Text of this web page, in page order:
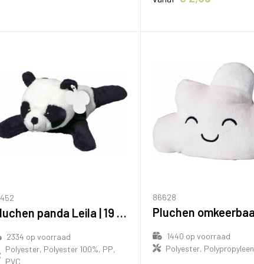
Pluchen panda Leila | 19 cm
2334 op voorraad
Polyester, Polyester 100%, PP,
PVC
86628
1440 op voorraad
Polyester, Polypropyleen